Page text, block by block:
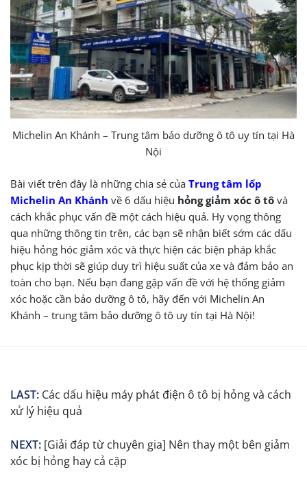
Michelin An Khánh – Trung tâm bảo dưỡng ô tô uy tín tại Hà
Nội
Bài viết trên đây là những chia sẻ của Trung tâm lốp
Michelin An Khánh về 6 dấu hiệu hỏng giảm xóc ô tô và
cách khắc phục vấn đề một cách hiệu quả. Hy vọng thông
qua những thông tin trên, các bạn sẽ nhận biết sớm các dấu
hiệu hỏng hóc giảm xóc và thực hiện các biện pháp khắc
phục kịp thời sẽ giúp duy trì hiệu suất của xe và đảm bảo an
toàn cho bạn. Nếu bạn đang gặp vấn đề với hệ thống giảm
xóc hoặc cần bảo dưỡng ô tô, hãy đến với Michelin An
Khánh – trung tâm bảo dưỡng ô tô uy tín tại Hà Nội!
LAST: Các dấu hiệu máy phát điện ô tô bị hỏng và cách
xử lý hiệu quả
NEXT: [Giải đáp từ chuyên gia] Nên thay một bên giảm
xóc bị hỏng hay cả cặp